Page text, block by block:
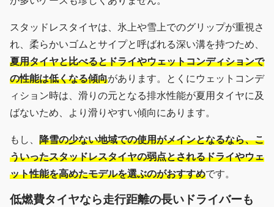
スタッドレスタイヤは、氷上や雪上でのグリップが重視さ
れ、柔らかいゴムとサイプと呼ばれる深い溝を持つため、
夏用タイヤと比べるとドライやウェットコンディションで
の性能は低くなる傾向があります。とくにウェットコンデ
ィション時は、滑りの元となる排水性能が夏用タイヤに及
ばないため、より滑りやすい傾向にあります。
もし、 降雪の少ない地域での使用がメインとなるなら、こ
ういったスタッドレスタイヤの弱点とされるドライやウェ
ット性能を高めたモデルを選ぶのがおすすめです。
低燃費タイヤなら走行距離の長いドライバーも